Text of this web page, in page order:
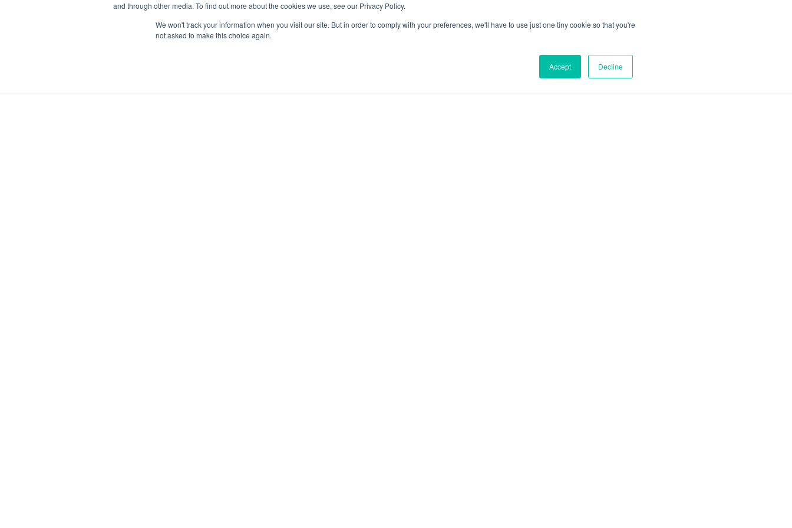
and through other media. To find out more about the cookies we use, see our Privacy Policy.
We won't track your information when you visit our site. But in order to comply with your preferences, we'll have to use just one tiny cookie so that you're
not asked to make this choice again.
Accept Decline